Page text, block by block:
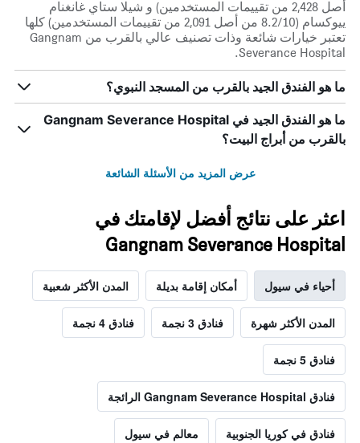
أصل 2,428 من تقييمات المستخدمين) و شيلا ستاي غانغنام
ييوكسام (8.2/10 من أصل 2,091 من تقييمات المستخدمين) كلها
تعتبر خيارات شائعة وذات تصنيف عالي بالقرب من Gangnam
Severance Hospital.
ما هو الفندق الجيد بالقرب من المسجد النبوي؟
ما هو الفندق الجيد في Gangnam Severance Hospital
بالقرب من أبراج البيت؟
عرض المزيد من الأسئلة الشائعة
اعثر على نتائج أفضل لإقامتك في
Gangnam Severance Hospital
أحياء في سيول أمكان إقامة بديلة المدن الأكثر شعبية
المدن الأكثر شهرة فنادق 3 نجمة فنادق 4 نجمة
فنادق 5 نجمة
فنادق Gangnam Severance Hospital الرائجة
فنادق في كوريا الجنوبية معالم في سيول